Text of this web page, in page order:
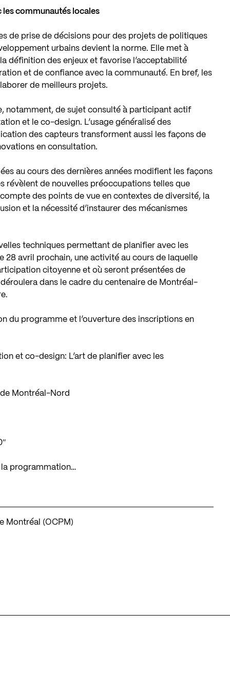
les communautés locales
de prise de décisions pour des projets de politiques
urbains devient la norme. Elle met à
définition des enjeux et favorise l’acceptabilité
et de confiance avec la communauté. En bref, les
de meilleurs projets.
notamment, de sujet consulté à participant actif
et le co-design. L’usage généralisé des
des capteurs transforment aussi les façons de
en consultation.
au cours des dernières années modifient les façons
révèlent de nouvelles préoccupations telles que
des points de vue en contextes de diversité, la
et la nécessité d’instaurer des mécanismes
techniques permettant de planifier avec les
28 avril prochain, une activité au cours de laquelle
citoyenne et où seront présentées de
dans le cadre du centenaire de Montréal-
du programme et l’ouverture des inscriptions en
et co-design: L’art de planifier avec les
Montréal-Nord
la programmation…
Montréal (OCPM)